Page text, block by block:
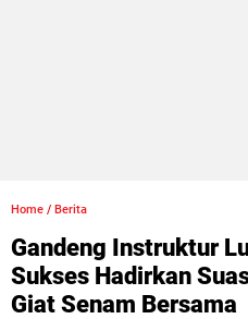
Home / Berita
Gandeng Instruktur
Sukses Hadirkan
Giat Senam Bersama